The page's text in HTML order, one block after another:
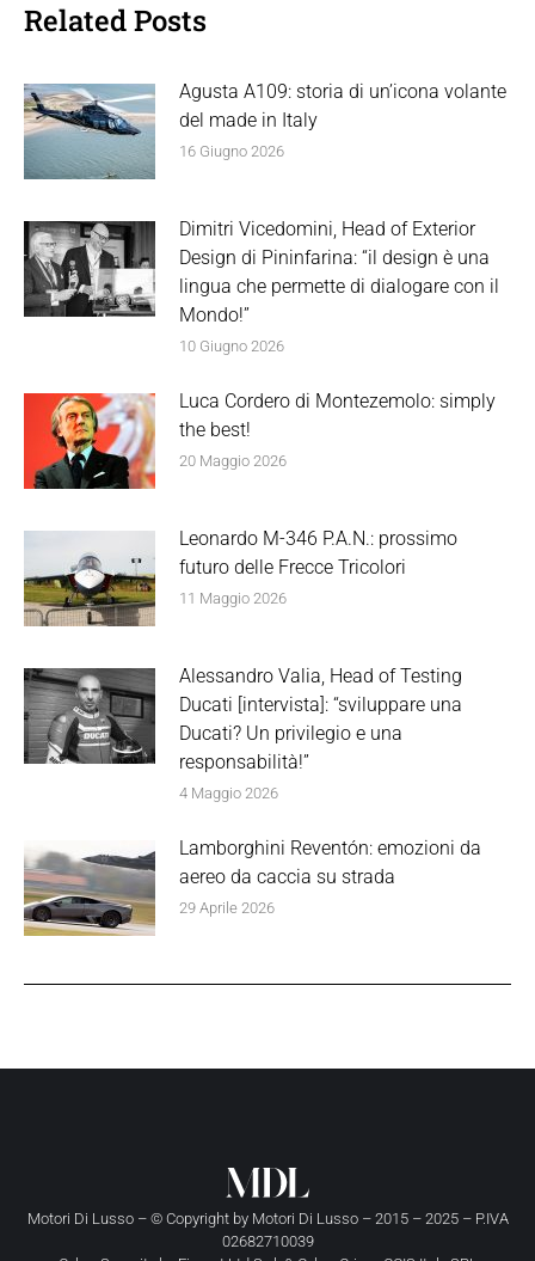
Related Posts
Agusta A109: storia di un’icona volante
del made in Italy
16 Giugno 2026
Dimitri Vicedomini, Head of Exterior
Design di Pininfarina: “il design è una
lingua che permette di dialogare con il
Mondo!”
10 Giugno 2026
Luca Cordero di Montezemolo: simply
the best!
20 Maggio 2026
Leonardo M-346 P.A.N.: prossimo
futuro delle Frecce Tricolori
11 Maggio 2026
Alessandro Valia, Head of Testing
Ducati [intervista]: “sviluppare una
Ducati? Un privilegio e una
responsabilità!”
4 Maggio 2026
Lamborghini Reventón: emozioni da
aereo da caccia su strada
29 Aprile 2026
Motori Di Lusso – © Copyright by Motori Di Lusso– 2015 – 2025 – P.IVA
02682710039